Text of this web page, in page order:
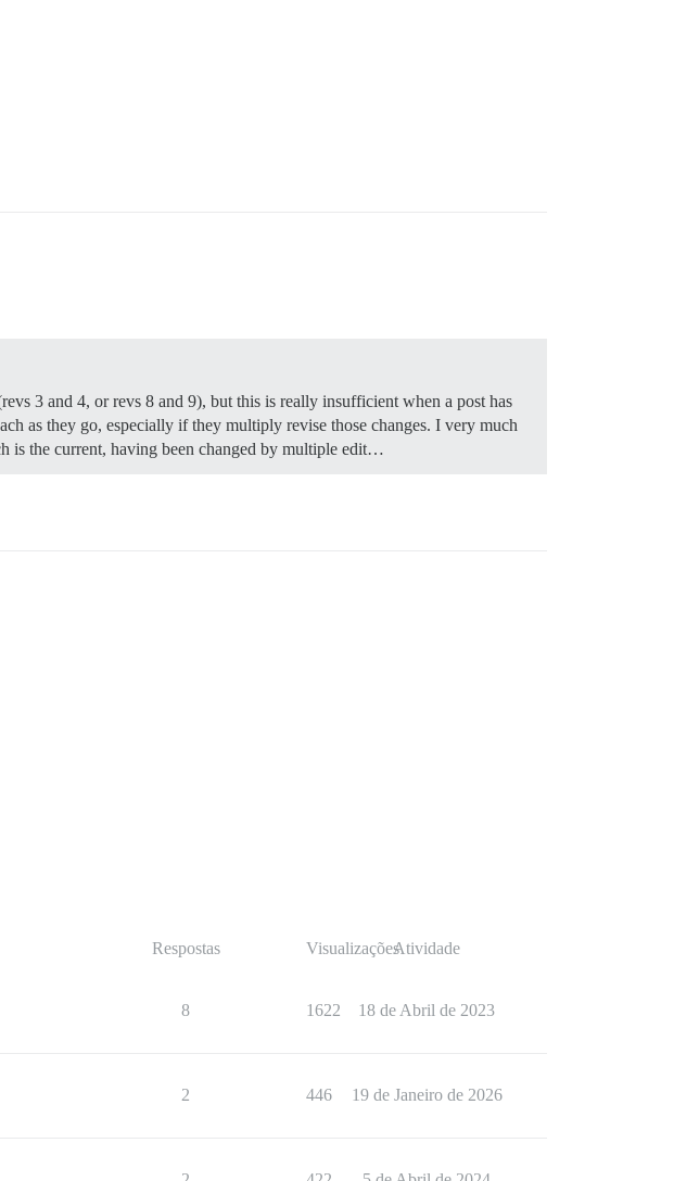
3 and 4, or revs 8 and 9), but this is really insufficient when a post has
as they go, especially if they multiply revise those changes. I very much
is the current, having been changed by multiple edit…
Respostas VisualizaçõesAtividade
8 1622 18 de Abril de 2023
2 446 19 de Janeiro de 2026